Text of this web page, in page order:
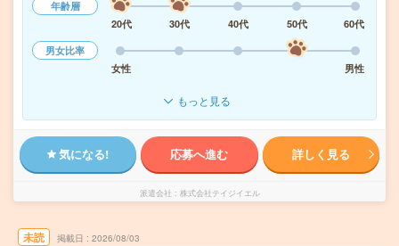
年齢層
20代
30代 40代 50代
60代
男女比率
女性
男性
もっと見る
気になる! 応募へ進む 詳しく見る
派遣会社 株式会社テイジイエル
未読 掲載日 2026/08/03